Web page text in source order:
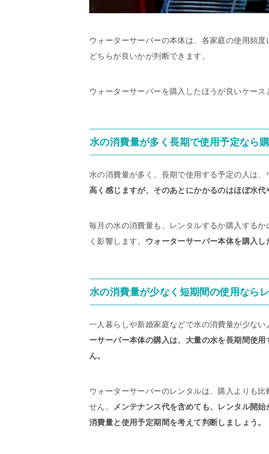
ウォーターサーバーの本体は、各家庭の使用頻
どちらが良いかが判断できます。
ウォーターサーバーを購入したほうが良いケー
水の消費量が多く長期で使用予定なら
水の消費量が多く、長期で使用する予定の人は
高く感じますが、そのあとにかかるのはほぼ水
毎月の水の消費量も、レンタルするか購入する
く影響します。
ウォーターサーバー本体を購入
水の消費量が少なく短期間の使用なら
一人暮らしや新婚家庭などで水の消費量が少な
ーサーバー本体の購入は、大量の水を長期間使
ん。
ウォーターサーバーのレンタルは、購入よりも
せん。
メンテナンス代を含めても、レンタル開
消費量と使用予定期間を考えて判断しましょう。